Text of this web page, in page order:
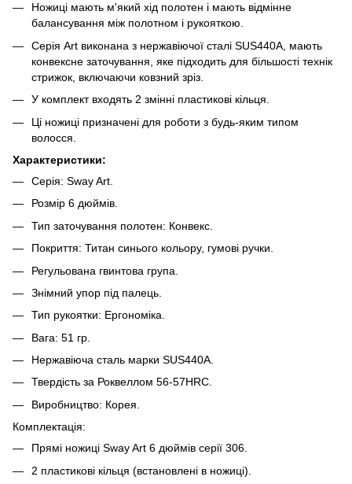
Ножиці мають м'який хід полотен і мають відмінне
балансування між полотном і рукояткою.
Серія Art виконана з нержавіючої сталі SUS440A, мають
конвексне заточування, яке підходить для більшості технік
стрижок, включаючи ковзний зріз.
У комплект входять 2 змінні пластикові кільця.
Ці ножиці призначені для роботи з будь-яким типом
волосся.
Характеристики:
Серія: Sway Art.
Розмір 6 дюймів.
Тип заточування полотен: Конвекс.
Покриття: Титан синього кольору, гумові ручки.
Регульована гвинтова група.
Знімний упор під палець.
Тип рукоятки: Ергономіка.
Вага: 51 гр.
Нержавіюча сталь марки SUS440А.
Твердість за Роквеллом 56-57HRC.
Виробництво: Корея.
Комплектація:
Прямі ножиці Sway Art 6 дюймів серії 306.
2 пластикові кільця (встановлені в ножиці).